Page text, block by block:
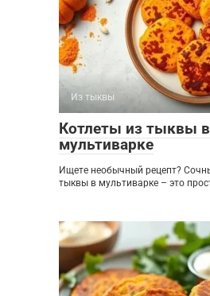
Из тыквы
Котлеты из тыквы в
мультиварке
Ищете необычный рецепт?
тыквы в мультиварке – это